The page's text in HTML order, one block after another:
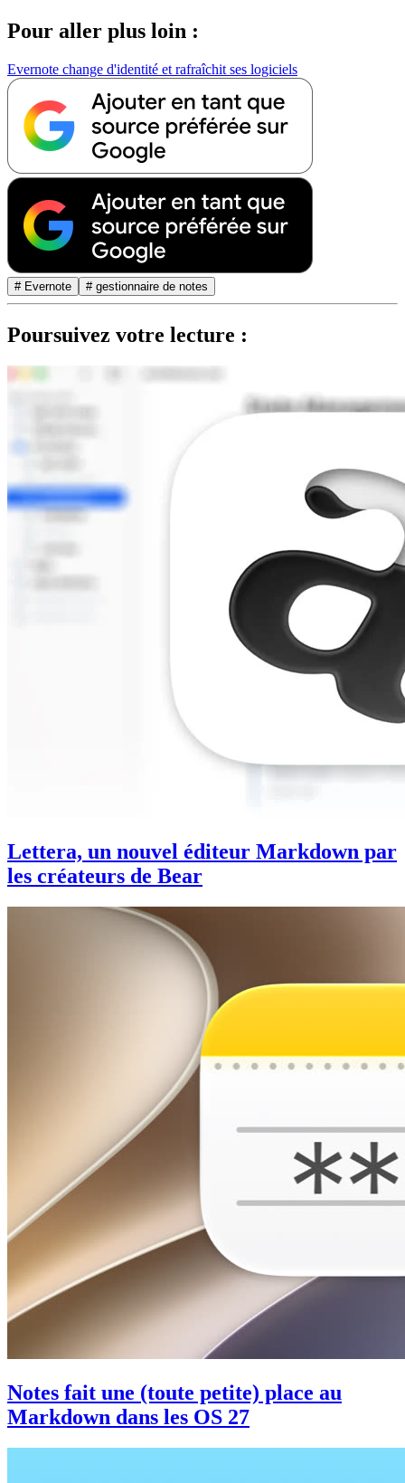
Pour aller plus loin :
Evernote change d'identité et rafraîchit ses logiciels
# Evernote # gestionnaire de notes
Poursuivez votre lecture :
Lettera, un nouvel éditeur Markdown par
les créateurs de Bear
Notes fait une (toute petite) place au
Markdown dans les OS 27